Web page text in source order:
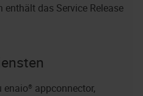
enthält das Service Release
enaio® appconnector,